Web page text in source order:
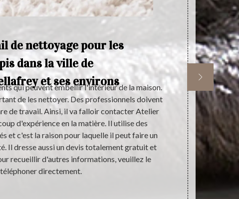
de nettoyage pour les
dans la ville de
et ses environs
qui peuvent embellir l'intérieur de la maison.
de les nettoyer. Des professionnels doivent
de travail. Ainsi, il va falloir contacter Atelier
d'expérience en la matière. Il utilise des
et c'est la raison pour laquelle il peut faire un
Il dresse aussi un devis totalement gratuit et
recueillir d'autres informations, veuillez le
téléphoner directement.
Tout
de
primordial
parfait
prestataire
des
prestation